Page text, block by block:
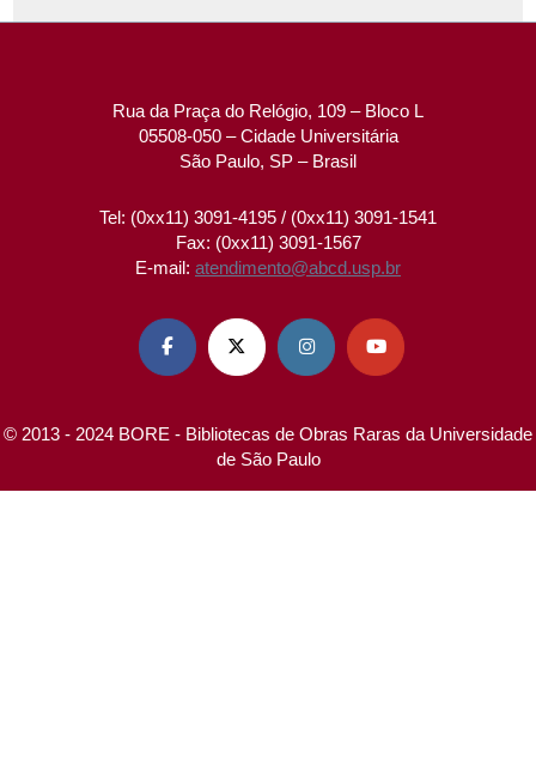
Rua da Praça do Relógio, 109 – Bloco L
05508-050 – Cidade Universitária
São Paulo, SP – Brasil
Tel: (0xx11) 3091-4195 / (0xx11) 3091-1541
Fax: (0xx11) 3091-1567
E-mail: atendimento@abcd.usp.br
   
© 2013 - 2024 BORE - Bibliotecas de Obras Raras da Universidade
de São Paulo